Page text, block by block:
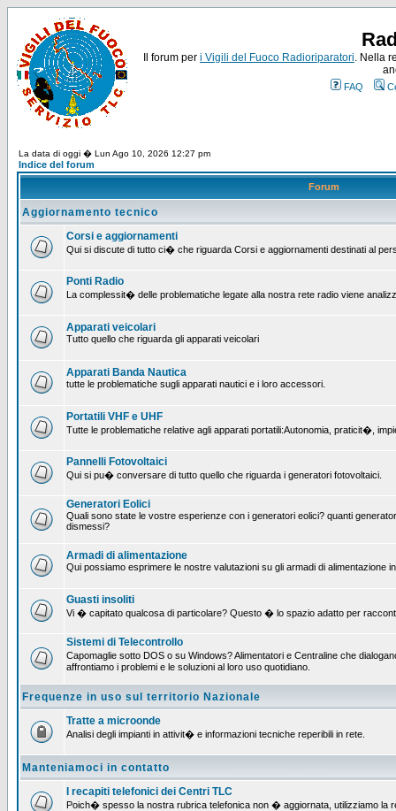
Il forum per i Vigili del Fuoco Radioriparatori. Nella
FAQ
La data di oggi � Lun Ago 10, 2026 12:27 pm
Indice del forum
Forum
Aggiornamento tecnico
Corsi e aggiornamenti
Qui si discute di tutto ci� che riguarda Corsi e aggiornamenti destinati al
Ponti Radio
La complessit� delle problematiche legate alla nostra rete radio viene
Apparati veicolari
Tutto quello che riguarda gli apparati veicolari
Apparati Banda Nautica
tutte le problematiche sugli apparati nautici e i loro accessori.
Portatili VHF e UHF
Tutte le problematiche relative agli apparati portatili:Autonomia, praticit�,
Pannelli Fotovoltaici
Qui si pu� conversare di tutto quello che riguarda i generatori fotovoltaici.
Generatori Eolici
Quali sono state le vostre esperienze con i generatori eolici? quanti
dismessi?
Armadi di alimentazione
Qui possiamo esprimere le nostre valutazioni su gli armadi di alimentazione
Guasti insoliti
Vi � capitato qualcosa di particolare? Questo � lo spazio adatto per
Sistemi di Telecontrollo
Capomaglie sotto DOS o su Windows? Alimentatori e Centraline che
affrontiamo i problemi e le soluzioni al loro uso quotidiano.
Frequenze in uso sul territorio Nazionale
Tratte a microonde
Analisi degli impianti in attivit� e informazioni tecniche reperibili in rete.
Manteniamoci in contatto
I recapiti telefonici dei Centri TLC
Poich� spesso la nostra rubrica telefonica non � aggiornata, utilizziamo la